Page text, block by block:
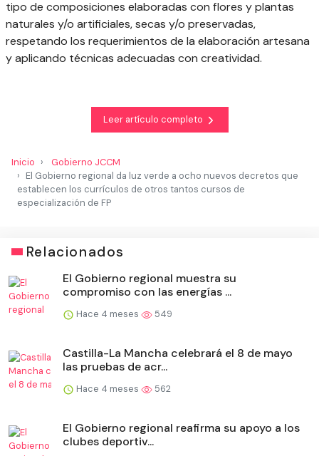
tipo de composiciones elaboradas con flores y plantas
naturales y/o artificiales, secas y/o preservadas,
respetando los requerimientos de la elaboración artesana
y aplicando técnicas adecuadas con creatividad.
Leer artículo completo
Inicio
Gobierno JCCM
El Gobierno regional da luz verde a ocho nuevos decretos que
establecen los currículos de otros tantos cursos de
especialización de FP
Relacionados
El Gobierno regional muestra su
compromiso con las energías ...
Hace 4 meses 549
Castilla-La Mancha celebrará el 8 de mayo
las pruebas de acr...
Hace 4 meses 562
El Gobierno regional reafirma su apoyo a los
clubes deportiv...